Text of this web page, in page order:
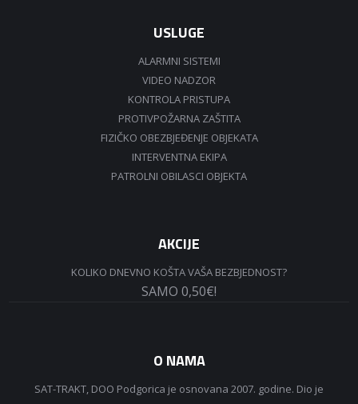
USLUGE
ALARMNI SISTEMI
VIDEO NADZOR
KONTROLA PRISTUPA
PROTIVPOŽARNA ZAŠTITA
FIZIČKO OBEZBJEĐENJE OBJEKATA
INTERVENTNA EKIPA
PATROLNI OBILASCI OBJEKTA
AKCIJE
KOLIKO DNEVNO KOŠTA VAŠA BEZBJEDNOST?
SAMO 0,50€!
O NAMA
SAT-TRAKT, DOO Podgorica je osnovana 2007. godine. Dio je